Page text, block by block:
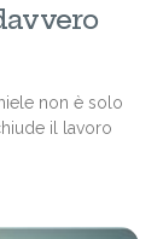
non è solo
il lavoro